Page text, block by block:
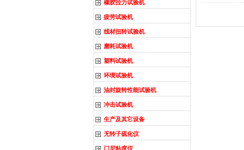
橡胶拉力试验机
疲劳试验机
线材扭转试验机
磨耗试验机
塑料试验机
环境试验机
油封旋转性能试验机
冲击试验机
生产及其它设备
无转子硫化仪
门尼粘度仪